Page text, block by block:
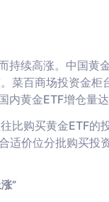
持续高涨。中国
百商场投资金柜
内黄金ETF增仓量
比购买黄金ETF的
价位分批购买投
”